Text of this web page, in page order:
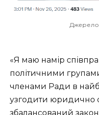
Джерело:
«Я маю намір
політичними
членами Ради в
узгодити юридично
збалансований